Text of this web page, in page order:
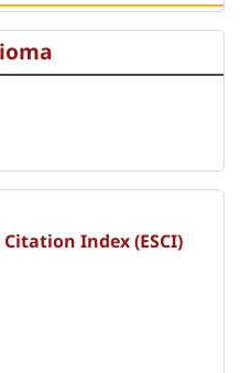
Index (ESCI)